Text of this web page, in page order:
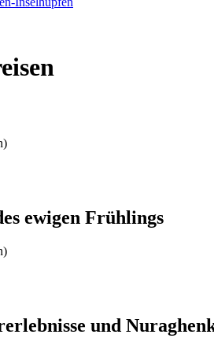
ewigen Frühlings
und